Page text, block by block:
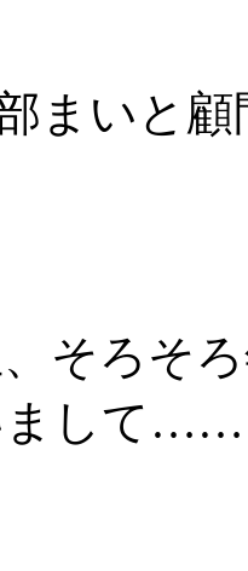
まいと
そろそ
まして